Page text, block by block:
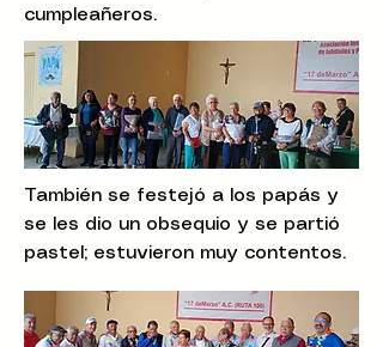
cumpleañeros.
También se festejó a los papás y
se les dio un obsequio y se partió
pastel; estuvieron muy contentos.